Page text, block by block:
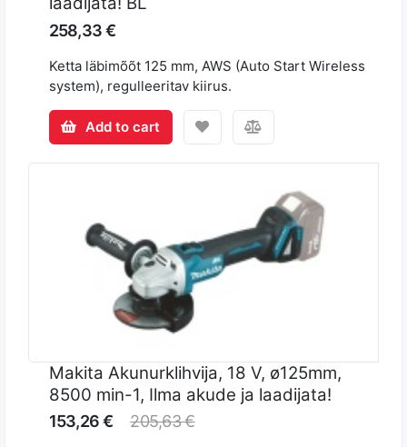
258,33 €
Ketta läbimõõt 125 mm, AWS (Auto Start Wireless
system), regulleeritav kiirus.
Add to cart
Makita Akunurklihvija, 18 V, ø125mm,
8500 min-1, Ilma akude ja laadijata!
153,26 € 205,63 €